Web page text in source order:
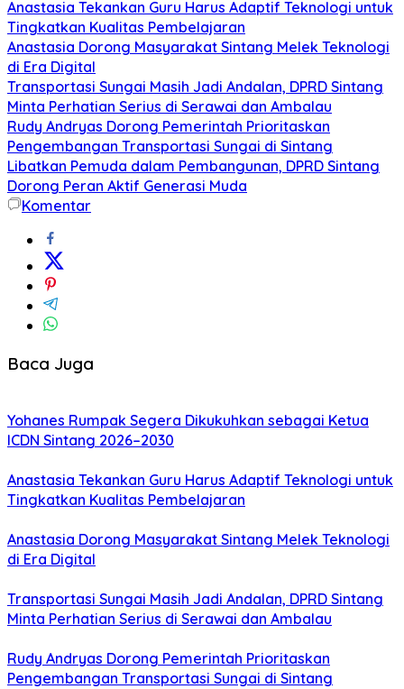
Anastasia Tekankan Guru Harus Adaptif Teknologi untuk
Tingkatkan Kualitas Pembelajaran
Anastasia Dorong Masyarakat Sintang Melek Teknologi
di Era Digital
Transportasi Sungai Masih Jadi Andalan, DPRD Sintang
Minta Perhatian Serius di Serawai dan Ambalau
Rudy Andryas Dorong Pemerintah Prioritaskan
Pengembangan Transportasi Sungai di Sintang
Libatkan Pemuda dalam Pembangunan, DPRD Sintang
Dorong Peran Aktif Generasi Muda
Komentar
Baca Juga
Yohanes Rumpak Segera Dikukuhkan sebagai Ketua
ICDN Sintang 2026–2030
Anastasia Tekankan Guru Harus Adaptif Teknologi untuk
Tingkatkan Kualitas Pembelajaran
Anastasia Dorong Masyarakat Sintang Melek Teknologi
di Era Digital
Transportasi Sungai Masih Jadi Andalan, DPRD Sintang
Minta Perhatian Serius di Serawai dan Ambalau
Rudy Andryas Dorong Pemerintah Prioritaskan
Pengembangan Transportasi Sungai di Sintang